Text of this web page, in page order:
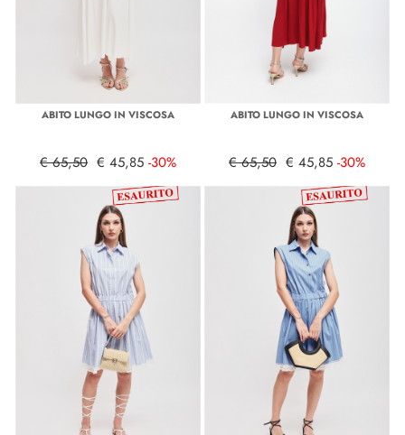
ABITO LUNGO IN VISCOSA
€ 65,50 € 45,85 -30%
ABITO LUNGO IN VISCOSA
€ 65,50 € 45,85 -30%